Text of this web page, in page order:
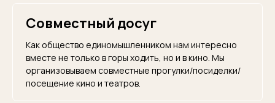
Совместный досуг
Как общество единомышленником нам интересно
вместе не только в горы ходить, но и в кино. Мы
организовываем совместные прогулки/посиделки/
посещение кино и театров.